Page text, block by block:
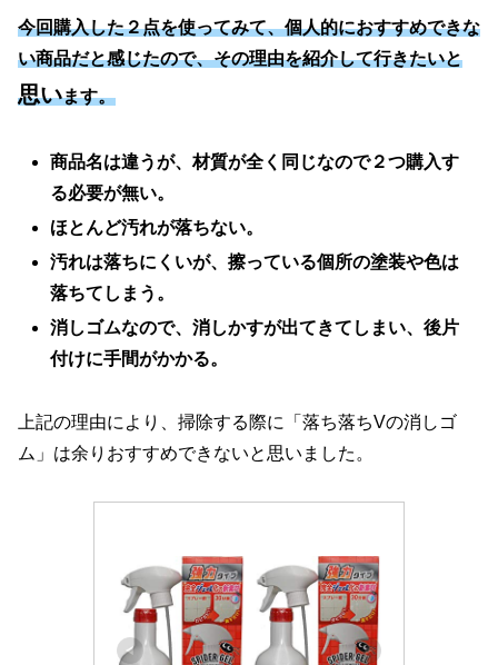
今回購入した２点を使ってみて、個人的におすすめできな
い商品だと感じたので、その理由を紹介して行きたいと
思います。
商品名は違うが、材質が全く同じなので２つ購入す
る必要が無い。
ほとんど汚れが落ちない。
汚れは落ちにくいが、擦っている個所の塗装や色は
落ちてしまう。
消しゴムなので、消しかすが出てきてしまい、後片
付けに手間がかかる。
上記の理由により、掃除する際に「落ち落ちVの消しゴ
ム」は余りおすすめできないと思いました。